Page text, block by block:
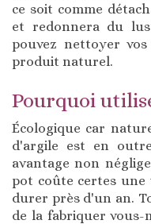
ce soit comme
et redonnera du
pouvez nettoyer
produit naturel.
Pourquoi
Écologique car
d'argile est en
avantage non
pot coûte certes une
durer près d'un an.
de la fabriquer vous-